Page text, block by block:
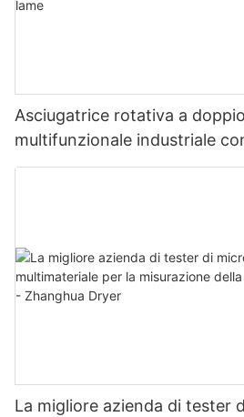
Asciugatrice rotativa a
multifunzionale industriale
asciugatura multifunzionale
La migliore azienda di tester